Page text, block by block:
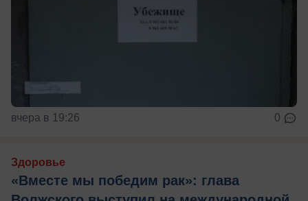
вчера в 19:26 0
Здоровье
«Вместе мы победим рак»: глава